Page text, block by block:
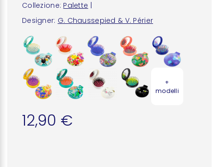
Collezione: Palette
Designer: G. Chaussepied & V. Périer
+
modelli
12,90 €